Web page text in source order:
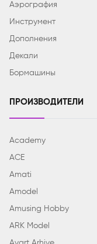
Аэрография
Инструмент
Дополнения
Декали
Бормашины
ПРОИЗВОДИТЕЛИ
Academy
ACE
Amati
Amodel
Amusing Hobby
ARK Model